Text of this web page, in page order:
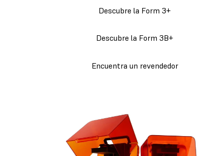
Descubre la Form 3+
Descubre la Form 3B+
Encuentra un revendedor